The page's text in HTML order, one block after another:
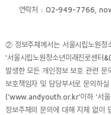
연락처 : 02-949-7766,
② 정보주체께서는 서울시립노원
‘서울시립노원청소년미래진로센터
발생한 모든 개인정보 보호 관련
보호책임자 및 담당부서로 문의하
(‘www.andyouth.or.kr’이하 ‘서울
정보주체의 문의에 대해 지체 없이